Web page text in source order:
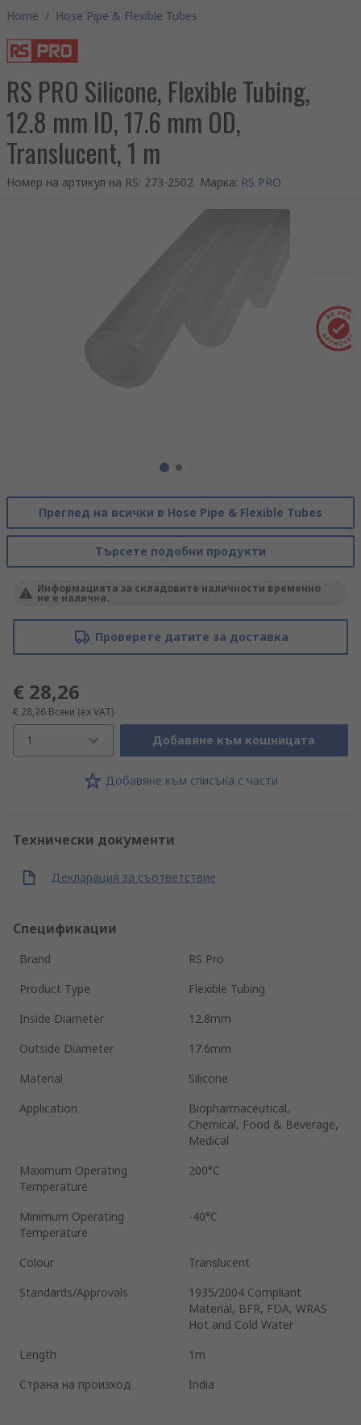
Home / Hose Pipe & Flexible Tubes
RS PRO Silicone, Flexible Tubing,
12.8 mm ID, 17.6 mm OD,
Translucent, 1 m
Номер на артикул на RS: 273-2502 Марка: RS PRO
Преглед на всички в Hose Pipe & Flexible Tubes
Търсете подобни продукти
Информацията за складовите наличности временно
не е налична.
Проверете датите за доставка
€ 28,26
€ 28,26 Всеки (ex VAT)
1 Добавяне към кошницата
Добавяне към списъка с части
Технически документи
Декларация за съответствие
Спецификации
Brand
RS Pro
Product Type
Flexible Tubing
Inside Diameter
12.8mm
Outside Diameter
17.6mm
Material
Silicone
Application
Biopharmaceutical,
Chemical, Food & Beverage,
Medical
Maximum Operating
Temperature
200°C
Minimum Operating
Temperature
-40°C
Colour
Translucent
Standards/Approvals
1935/2004 Compliant
Material, BFR, FDA, WRAS
Hot and Cold Water
Length
1m
Страна на произход
India